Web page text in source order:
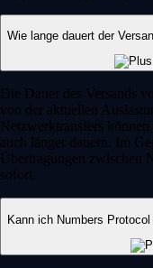
Wie lange dauert der
Die Dauer des Versands
von der aktuellen
Netzwerktransfers
auch länger dauern. Im
Übertragungen zwischen
sofort.
Kann ich Numbers